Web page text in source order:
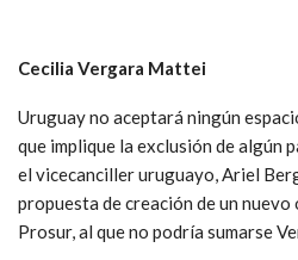
Cecilia Vergara Mattei
Uruguay no aceptará ningún
que implique la exclusión de algún
el vicecanciller uruguayo, Ariel
propuesta de creación de un nuevo
Prosur, al que no podría sumarse